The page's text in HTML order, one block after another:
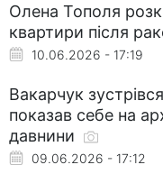
Олена Тополя
квартири після
10.06.2026 - 17:19
Вакарчук
показав себе на
давнини
09.06.2026 - 17:12